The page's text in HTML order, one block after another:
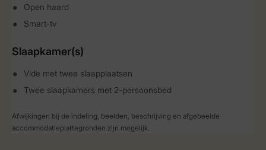
Open haard
Smart-tv
Slaapkamer(s)
Vide met twee slaapplaatsen
Twee slaapkamers met 2-persoonsbed
Afwijkingen bij de indeling, beelden, beschrijving en afgebeelde
accommodatieplattegronden zijn mogelijk.